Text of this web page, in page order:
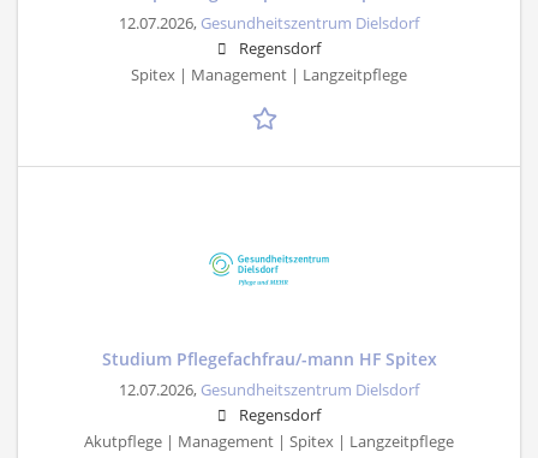
12.07.2026, Gesundheitszentrum Dielsdorf
Regensdorf
Spitex | Management | Langzeitpflege
Studium Pflegefachfrau/-mann HF Spitex
12.07.2026, Gesundheitszentrum Dielsdorf
Regensdorf
Akutpflege | Management | Spitex | Langzeitpflege